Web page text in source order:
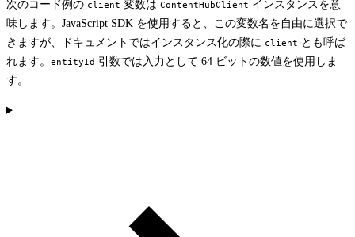
次のコード例の client 変数は ContentHubClient インスタンスを意
味します。JavaScript SDK を使用すると、この変数名を自由に選択で
きますが、ドキュメントではインスタンス化の際に client とも呼ば
れます。 entityId 引数では入力として 64 ビットの数値を使用しま
す。